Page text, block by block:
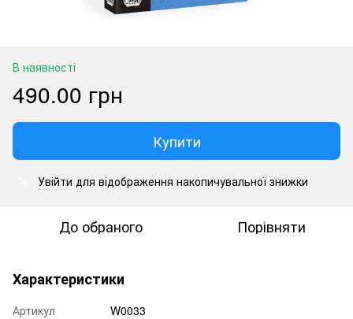
В наявності
490.00 грн
Купити
Увійти для відображення накопичувальної знижки
До обраного Порівняти
Характеристики
Артикул
W0033